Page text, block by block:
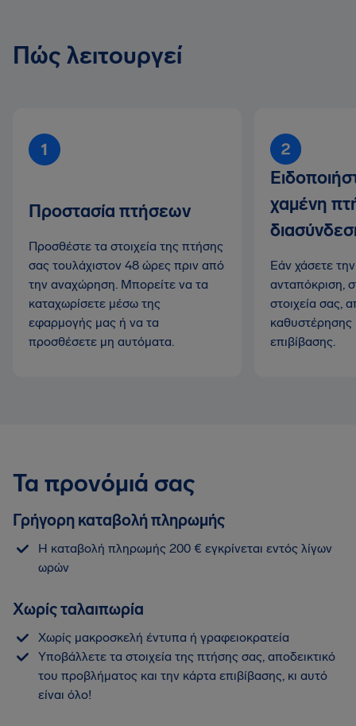
Πώς λειτουργεί
Προστασία πτήσεων
Προσθέστε τα στοιχεία της πτήσης
σας τουλάχιστον 48 ώρες πριν από
την αναχώρηση. Μπορείτε να τα
καταχωρίσετε μέσω της
εφαρμογής μας ή να τα
προσθέσετε μη αυτόματα.
χαμένη
Εάν χάσετε
ανταπόκριση,
στοιχεία σας,
καθυστέρησης
επιβίβασης.
Τα προνόμιά σας
Γρήγορη καταβολή πληρωμής
Η καταβολή πληρωμής 200 € εγκρίνεται εντός λίγων
ωρών
Χωρίς ταλαιπωρία
Χωρίς μακροσκελή έντυπα ή γραφειοκρατεία
Υποβάλλετε τα στοιχεία της πτήσης σας, αποδεικτικό
του προβλήματος και την κάρτα επιβίβασης, κι αυτό
είναι όλο!